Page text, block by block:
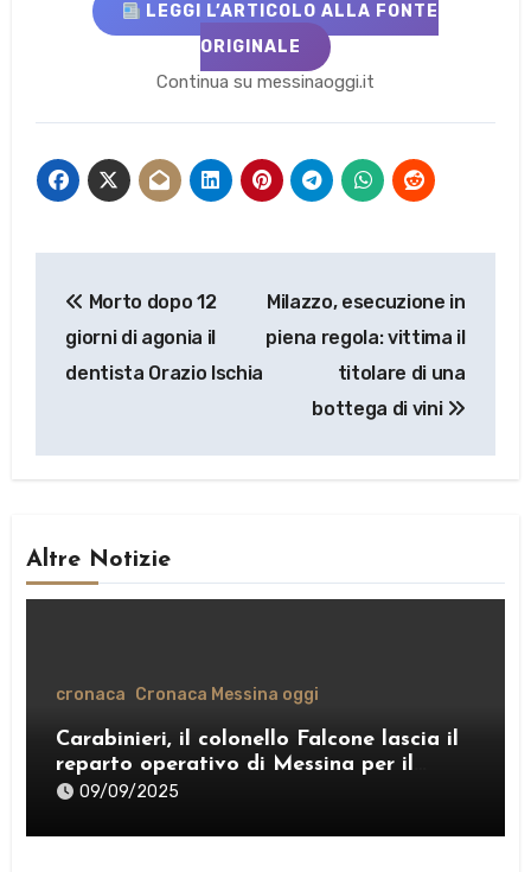
LEGGI L’ARTICOLO ALLA FONTE
ORIGINALE
Continua su messinaoggi.it
articoli
Morto dopo 12
giorni di agonia il
dentista Orazio Ischia
Milazzo, esecuzione in
piena regola: vittima il
titolare di una
bottega di vini
Altre Notizie
cronaca Cronaca Messina oggi
Carabinieri, il colonello Falcone lascia il
reparto operativo di Messina per il
comando provinciale di Como
09/09/2025